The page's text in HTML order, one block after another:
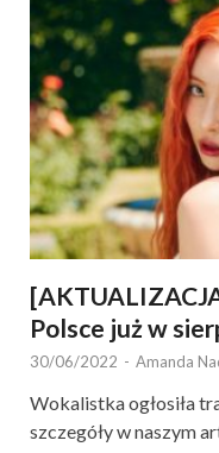
Polsce już w
30/06/2022 - Amanda
Wokalistka ogłosiła
szczegóły w naszym